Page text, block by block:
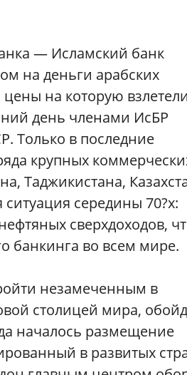
— Исламский банк
на деньги арабских
на которую
день членами ИсБР
Только в последние
крупных
Таджикистана,
середины 70?х:
сверхдоходов,
банкинга во всем мире.
незамеченным в
столицей мира,
началось размещение
в развитых